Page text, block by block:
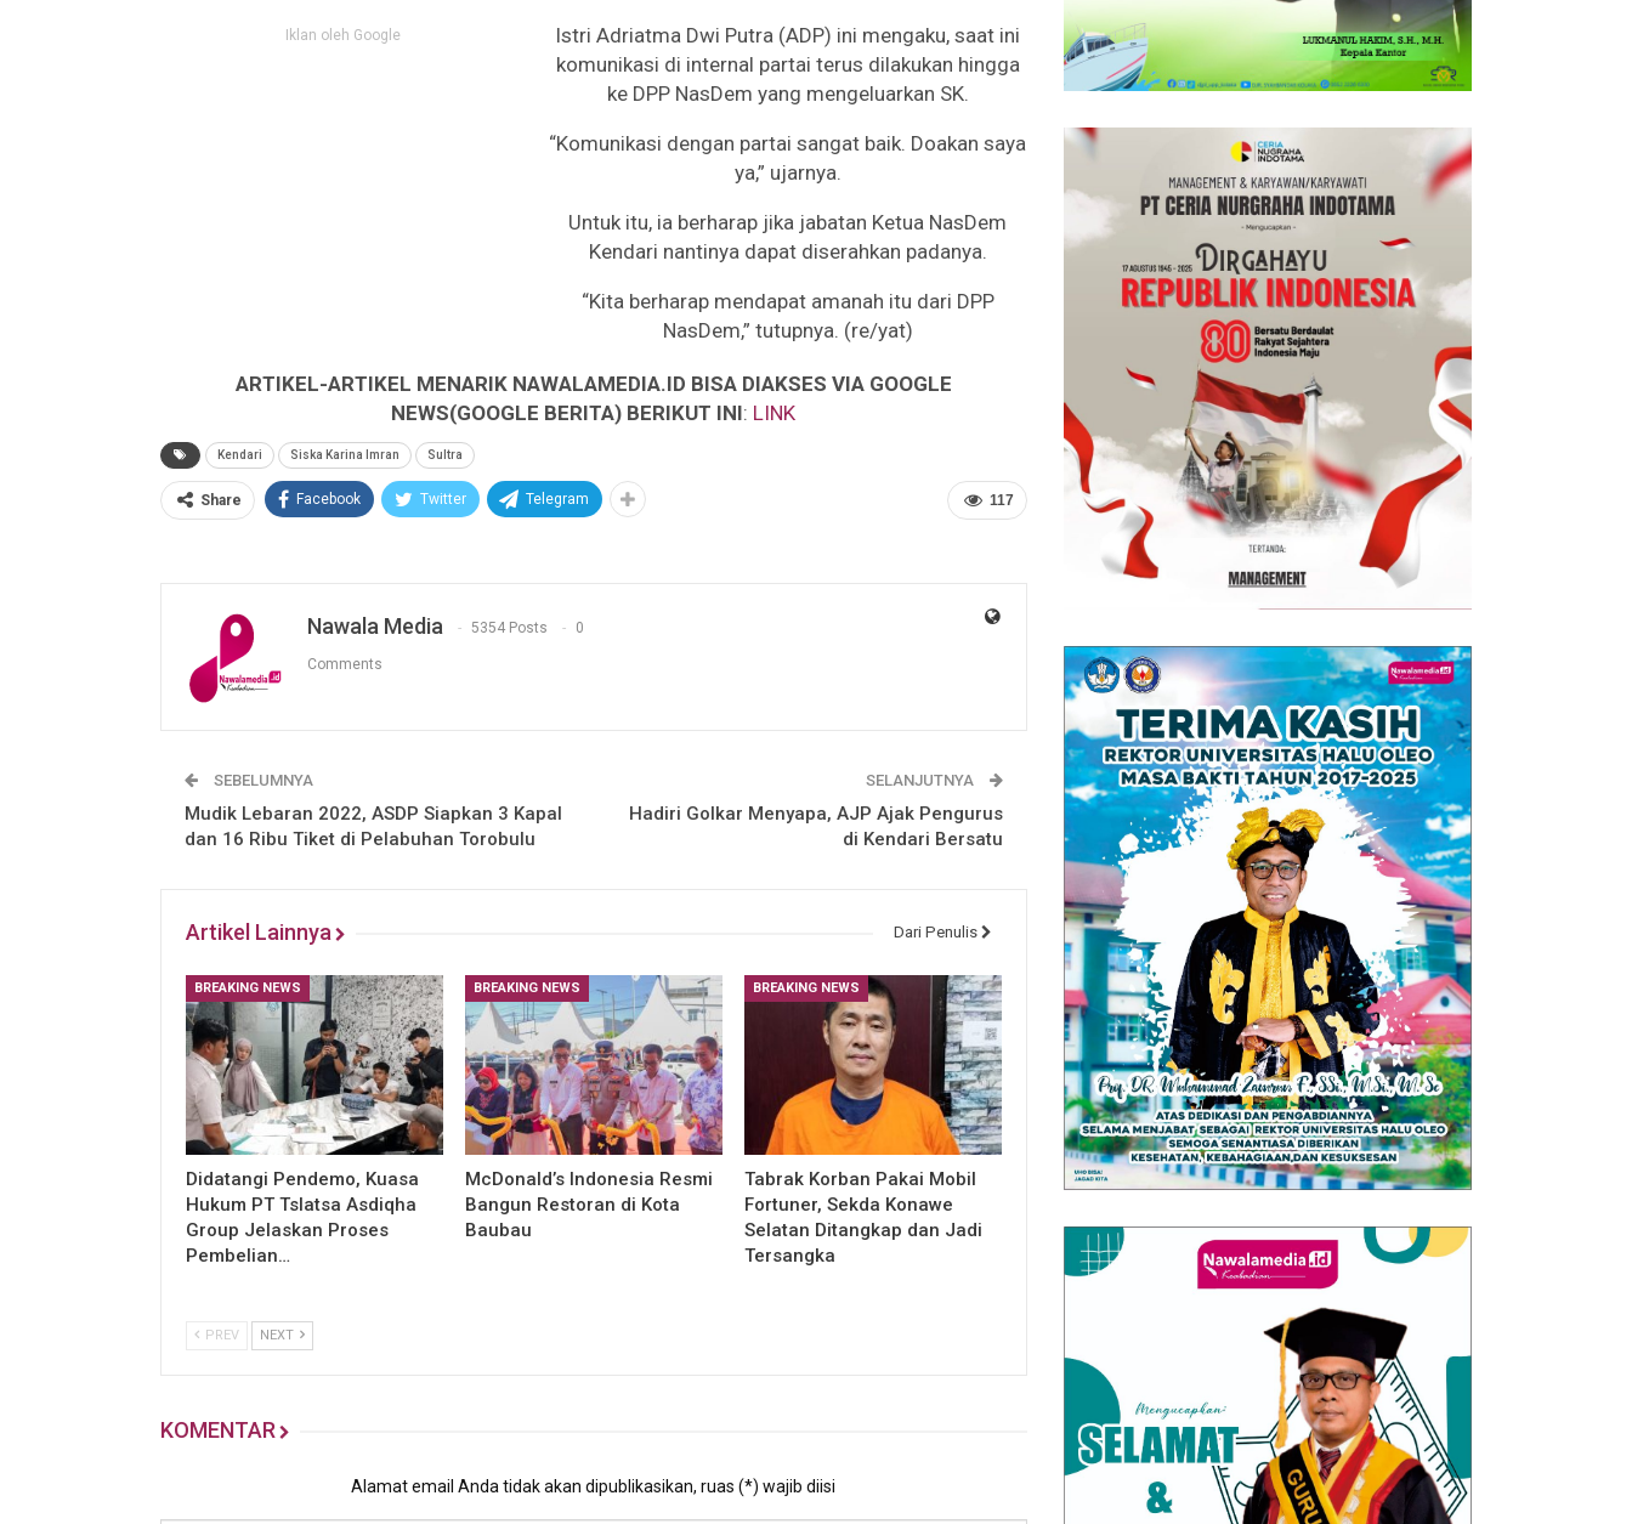
Iklan oleh Google
Istri Adriatma Dwi Putra (ADP) ini mengaku, saat ini
komunikasi di internal partai terus dilakukan hingga
ke DPP NasDem yang mengeluarkan SK.
“Komunikasi dengan partai sangat baik. Doakan saya
ya,” ujarnya.
Untuk itu, ia berharap jika jabatan Ketua NasDem
Kendari nantinya dapat diserahkan padanya.
“Kita berharap mendapat amanah itu dari DPP
NasDem,” tutupnya. (re/yat)
ARTIKEL-ARTIKEL MENARIK NAWALAMEDIA.ID BISA DIAKSES VIA GOOGLE
NEWS(GOOGLE BERITA) BERIKUT INI: LINK
Kendari Siska Karina Imran Sultra
117
Share Facebook Twitter Telegram
Nawala Media 5354 Posts 0
Comments
SEBELUMNYA
Mudik Lebaran 2022, ASDP Siapkan 3 Kapal
dan 16 Ribu Tiket di Pelabuhan Torobulu
SELANJUTNYA
Hadiri Golkar Menyapa, AJP Ajak Pengurus
di Kendari Bersatu
Artikel Lainnya Dari Penulis
BREAKING NEWS
Didatangi Pendemo, Kuasa
Hukum PT Tslatsa Asdiqha
Group Jelaskan Proses
Pembelian…
BREAKING NEWS
McDonald’s Indonesia Resmi
Bangun Restoran di Kota
Baubau
BREAKING NEWS
Tabrak Korban Pakai Mobil
Fortuner, Sekda Konawe
Selatan Ditangkap dan Jadi
Tersangka
PREV NEXT
KOMENTAR
Alamat email Anda tidak akan dipublikasikan, ruas (*) wajib diisi